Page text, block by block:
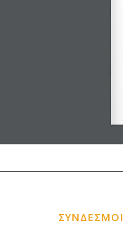
ΣΥΝΔΕΣΜΟΙ